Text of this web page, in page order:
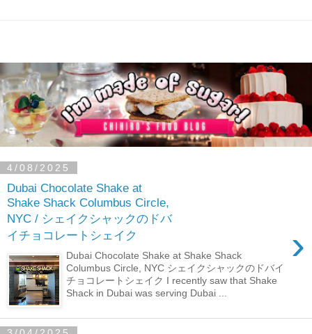
4/08/2025
Dubai Chocolate Shake at
Shake Shack Columbus Circle,
NYC / シェイクシャックのドバ
イチョコレートシェイク
›
Dubai Chocolate Shake at Shake Shack
Columbus Circle, NYC シェイクシャックのドバイ
チョコレートシェイク I recently saw that Shake
Shack in Dubai was serving Dubai ...